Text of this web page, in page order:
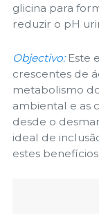
glicina para
reduzir o pH
Objectivo:Este
crescentes de
metabolismo
ambiental e as
desde o
ideal de
estes benefícios.